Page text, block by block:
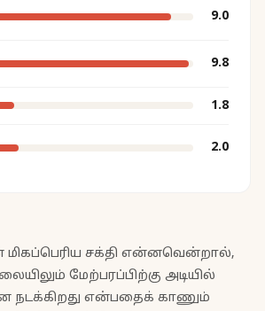
9.0
9.8
1.8
2.0
மிகப்பெரிய சக்தி என்னவென்றால்,
மேற்பரப்பிற்கு அடியில்
என்பதைக் காணும்